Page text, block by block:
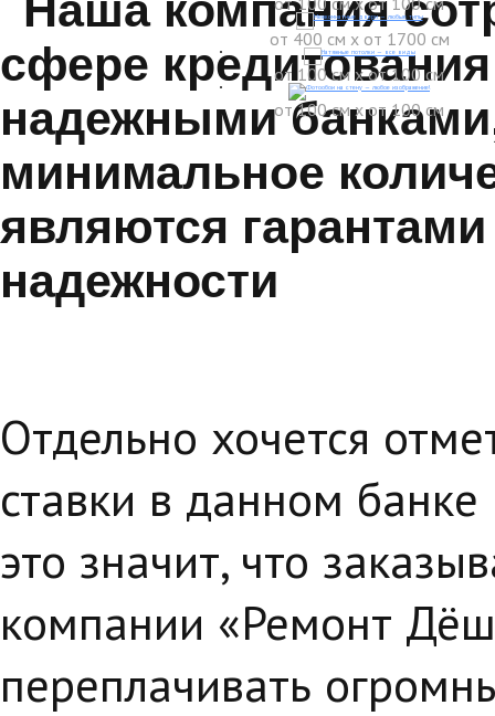
от 400 см x от 1700 см
от 100 см x от 100 см
от 100 см x от 100 см
сфере
надежными
минимальное
являются
надежности
Отдельно хочется
ставки в данном
это значит, что
компании «Ремонт
переплачивать